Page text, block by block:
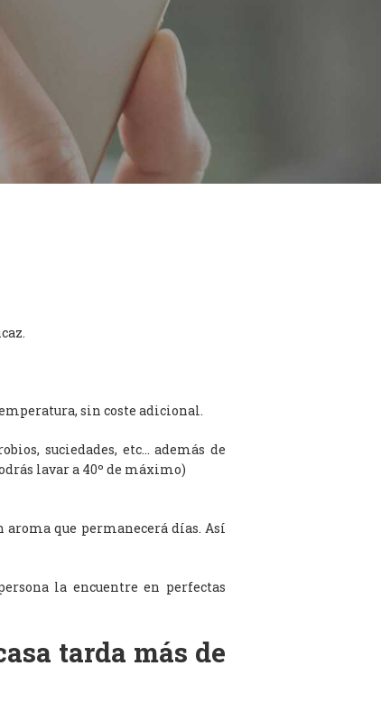
sin coste adicional.
suciedades, etc… además de
lavar a 40º de máximo)
que permanecerá días. Así
la encuentre en perfectas
tarda más de